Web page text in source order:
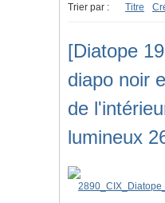
Trier par : Titre
[Diatope
diapo noir
de
lumineux